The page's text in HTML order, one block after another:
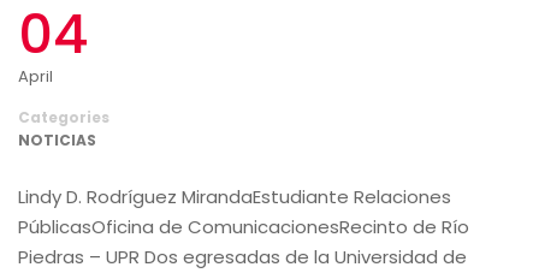
04
April
Categories
NOTICIAS
Lindy D. Rodríguez MirandaEstudiante Relaciones
PúblicasOficina de ComunicacionesRecinto de Río
Piedras – UPR Dos egresadas de la Universidad de